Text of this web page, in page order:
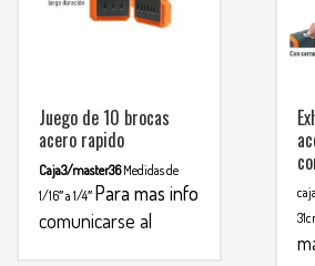
Juego de 10 brocas
acero rapido
Caja3/master36 Medidas de
1/16″ a 1/4″ Para mas info
comunicarse al